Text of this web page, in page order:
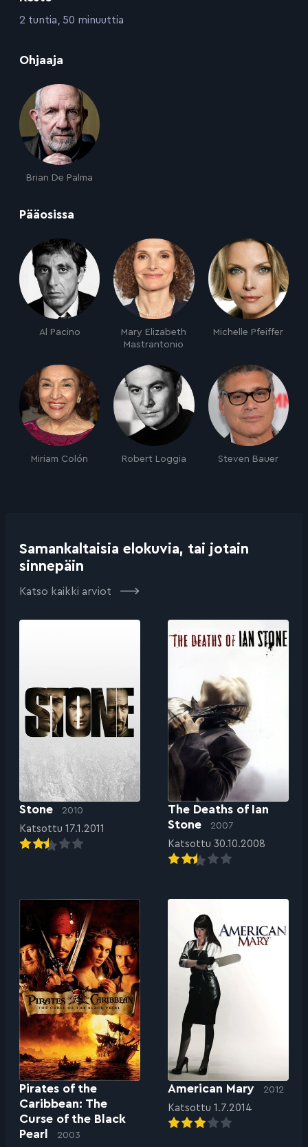
:2 tuntia, 50 minuuttia
Ohjaaja
Brian De Palma
Pääosissa
Al Pacino
Mary Elizabeth
Mastrantonio
Michelle Pfeiffer
Miriam Colón Robert Loggia Steven Bauer
Samankaltaisia elokuvia, tai jotain
sinnepäin
Katso kaikki arviot
Stone 2010
Katsottu 17.1.2011
The Deaths of Ian
Stone
2007
Katsottu 30.10.2008
Pirates of the
Caribbean: The
Curse of the Black
Pearl
2003
American Mary 2012
Katsottu 1.7.2014